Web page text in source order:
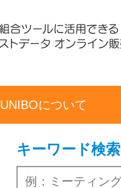
UNIBOについて
キーワード検索